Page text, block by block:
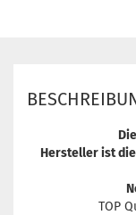
Hersteller ist
TOP